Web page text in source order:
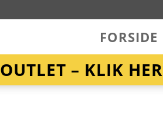
FORSIDE
OUTLET – KLIK HER